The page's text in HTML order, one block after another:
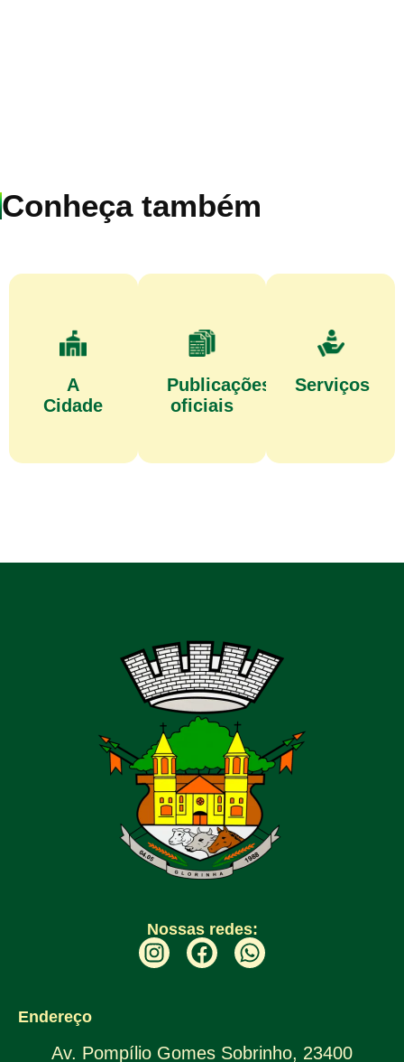
Conheça também
A
Cidade
Publicações
oficiais
Serviços
Nossas redes:
Endereço
Av. Pompílio Gomes Sobrinho, 23400